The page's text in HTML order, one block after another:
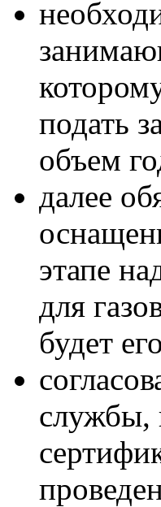
подать
объем
далее
этапе
для
будет
службы,